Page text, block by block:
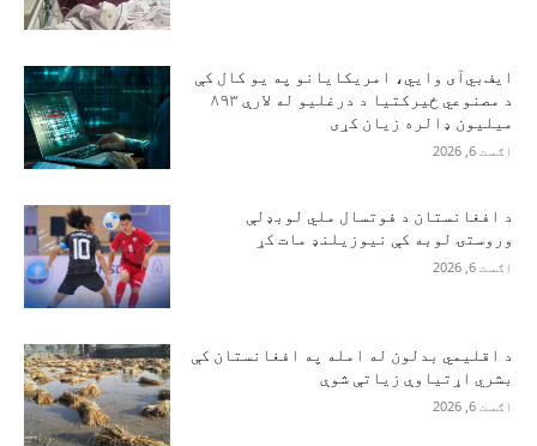
ایف‌بي‌آی وايي، امریکایانو په یو کال کې
د مصنوعي ځیرکتیا د درغلیو له لارې ۸۹۳
میلیون ډالره زیان کړی
اګست 6, 2026
د افغانستان د فوتسال ملي لوبډلې
وروستۍ لوبه کې نیوزیلنډ مات کړ
اګست 6, 2026
د اقلیمي بدلون له امله په افغانستان کې
بشري اړتیاوې زیاتې شوې
اګست 6, 2026